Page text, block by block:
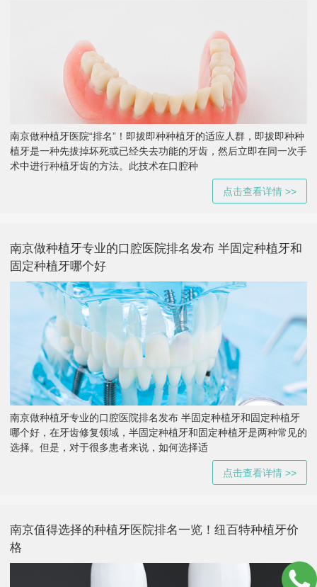
南京做种植牙医院“排名”！即拔即种种植牙的适应人群，即拔即种种
植牙是一种先拔掉坏死或已经失去功能的牙齿，然后立即在同一次手
术中进行种植牙齿的方法。此技术在口腔种
点击查看详情 >>
南京做种植牙专业的口腔医院排名发布 半固定种植牙和
固定种植牙哪个好
南京做种植牙专业的口腔医院排名发布 半固定种植牙和固定种植牙
哪个好，在牙齿修复领域，半固定种植牙和固定种植牙是两种常见的
选择。但是，对于很多患者来说，如何选择适
点击查看详情 >>
南京值得选择的种植牙医院排名一览！纽百特种植牙价
格